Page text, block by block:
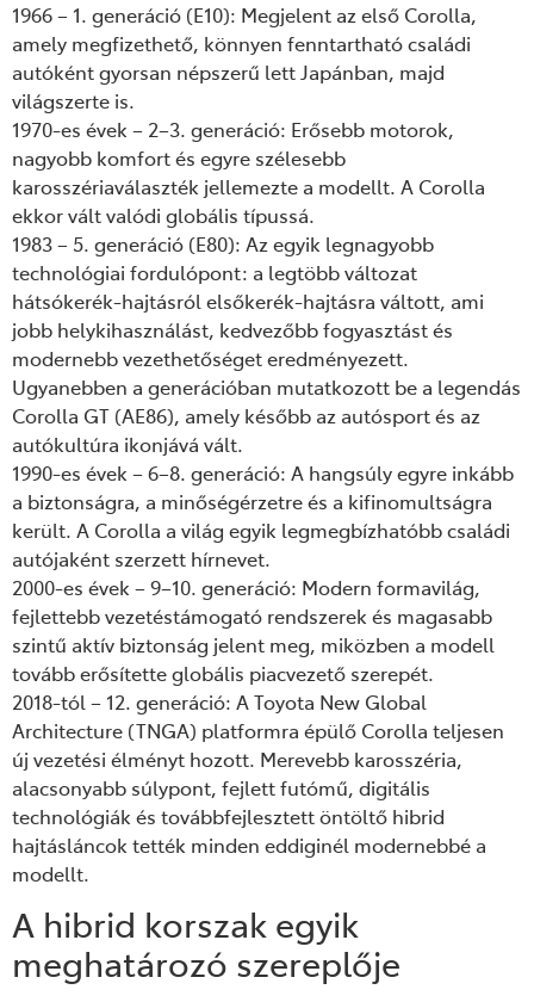
1966 – 1. generáció (E10): Megjelent az első Corolla,
amely megfizethető, könnyen fenntartható családi
autóként gyorsan népszerű lett Japánban, majd
világszerte is.
1970-es évek – 2–3. generáció: Erősebb motorok,
nagyobb komfort és egyre szélesebb
karosszériaválaszték jellemezte a modellt. A Corolla
ekkor vált valódi globális típussá.
1983 – 5. generáció (E80): Az egyik legnagyobb
technológiai fordulópont: a legtöbb változat
hátsókerék-hajtásról elsőkerék-hajtásra váltott, ami
jobb helykihasználást, kedvezőbb fogyasztást és
modernebb vezethetőséget eredményezett.
Ugyanebben a generációban mutatkozott be a legendás
Corolla GT (AE86), amely később az autósport és az
autókultúra ikonjává vált.
1990-es évek – 6–8. generáció: A hangsúly egyre inkább
a biztonságra, a minőségérzetre és a kifinomultságra
került. A Corolla a világ egyik legmegbízhatóbb családi
autójaként szerzett hírnevet.
2000-es évek – 9–10. generáció: Modern formavilág,
fejlettebb vezetéstámogató rendszerek és magasabb
szintű aktív biztonság jelent meg, miközben a modell
tovább erősítette globális piacvezető szerepét.
2018-tól – 12. generáció: A Toyota New Global
Architecture (TNGA) platformra épülő Corolla teljesen
új vezetési élményt hozott. Merevebb karosszéria,
alacsonyabb súlypont, fejlett futómű, digitális
technológiák és továbbfejlesztett öntöltő hibrid
hajtásláncok tették minden eddiginél modernebbé a
modellt.
A hibrid korszak egyik
meghatározó szereplője